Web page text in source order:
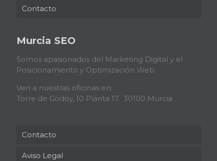
Contacto
Murcia SEO
Somos apasionados del Marketing Digital y el
Posicionamiento y Optimización Web.
Ven a nuestras oficinas en:
Torre de Godoy, 10 Planta 17. 30100 Murcia
Contacto
Aviso Legal